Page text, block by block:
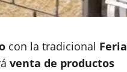
con la tradicional Feria
venta de productos